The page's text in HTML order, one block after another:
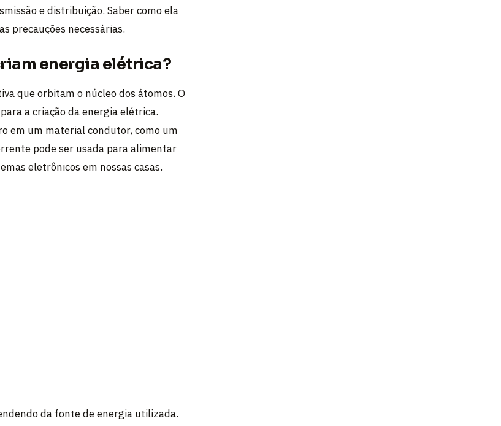
e distribuição. Saber como ela
precauções necessárias.
energia elétrica?
que orbitam o núcleo dos átomos. O
a criação da energia elétrica.
em um material condutor, como um
pode ser usada para alimentar
eletrônicos em nossas casas.
da fonte de energia utilizada.